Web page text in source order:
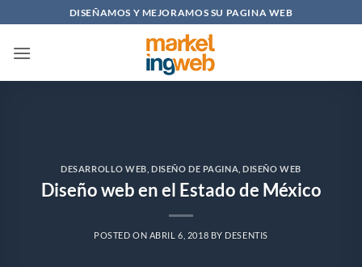
al
contenido
DISEÑAMOS Y MEJORAMOS SU PAGINA WEB
DESARROLLO WEB ,DISEÑO DE PAGINA ,DISEÑO WEB
Diseño web en el Estado de México
POSTED ON ABRIL 6, 2018 BY DESENTIS